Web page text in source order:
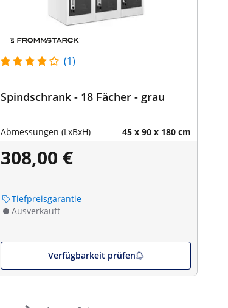
(1)
Spindschrank - 18 Fächer - grau
Abmessungen (LxBxH) 45 x 90 x 180 cm
308,00 €
Tiefpreisgarantie
Ausverkauft
Verfügbarkeit prüfen